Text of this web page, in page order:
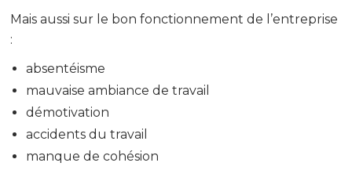
Mais aussi sur le bon fonctionnement de l’entreprise
:
absentéisme
mauvaise ambiance de travail
démotivation
accidents du travail
manque de cohésion